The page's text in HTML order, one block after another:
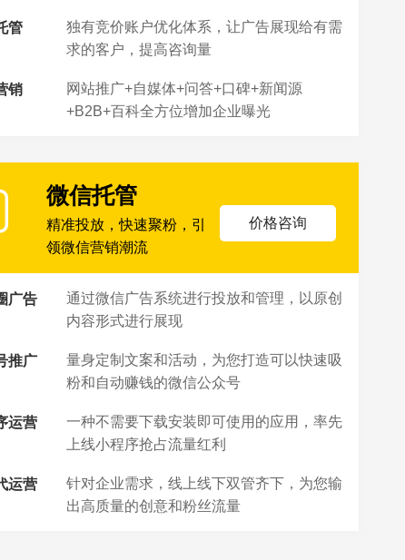
管
独有竞价账户优化体系，让广告展现给有需
求的客户，提高咨询量
销
网站推广+自媒体+问答+口碑+新闻源
+B2B+百科全方位增加企业曝光
微信托管
精准投放，快速聚粉，引
领微信营销潮流
价格咨询
广告
通过微信广告系统进行投放和管理，以原创
内容形式进行展现
推广
量身定制文案和活动，为您打造可以快速吸
粉和自动赚钱的微信公众号
运营
一种不需要下载安装即可使用的应用，率先
上线小程序抢占流量红利
运营
针对企业需求，线上线下双管齐下，为您输
出高质量的创意和粉丝流量